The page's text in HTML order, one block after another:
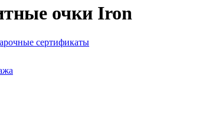
очки Iron
сертификаты